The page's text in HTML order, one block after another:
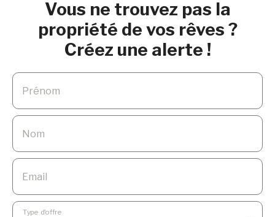
Vous ne trouvez pas la
propriété de vos rêves ?
Créez une alerte !
Prénom
Nom
Email
Type d'offre